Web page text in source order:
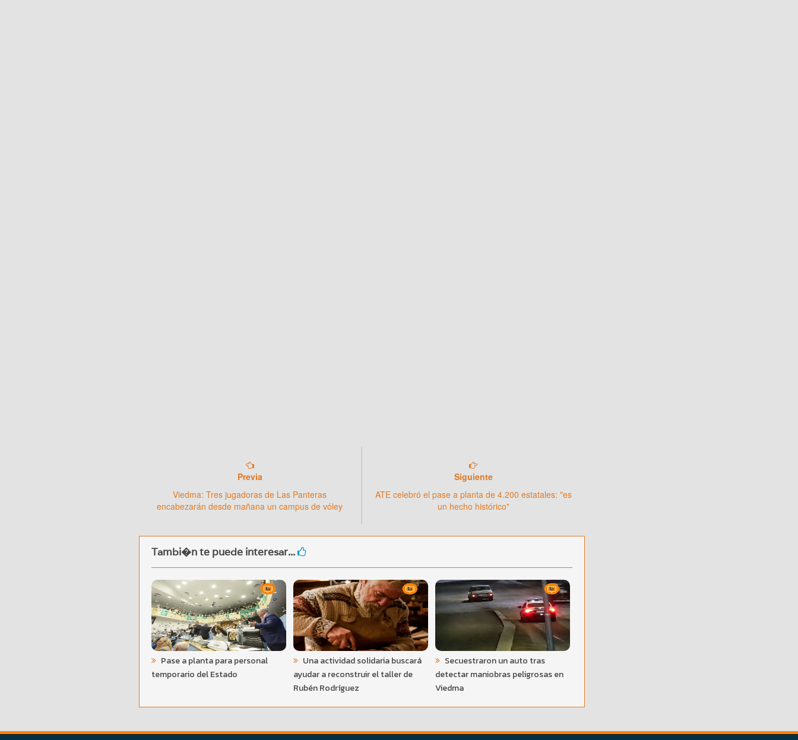
Previa
Viedma: Tres jugadoras de Las Panteras
encabezarán desde mañana un campus de vóley
Siguiente
ATE celebró el pase a planta de 4.200 estatales: "es
un hecho histórico"
Tambi�n te puede interesar...
Pase a planta para personal
temporario del Estado
Una actividad solidaria buscará
ayudar a reconstruir el taller de
Rubén Rodríguez
Secuestraron un auto tras
detectar maniobras peligrosas en
Viedma